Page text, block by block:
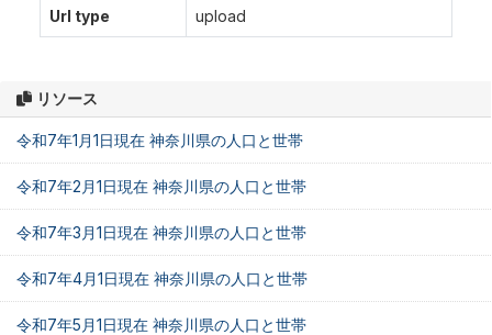
リソース
令和7年1月1日現在 神奈川県の人口と世帯
令和7年2月1日現在 神奈川県の人口と世帯
令和7年3月1日現在 神奈川県の人口と世帯
令和7年4月1日現在 神奈川県の人口と世帯
令和7年5月1日現在 神奈川県の人口と世帯
Url type upload